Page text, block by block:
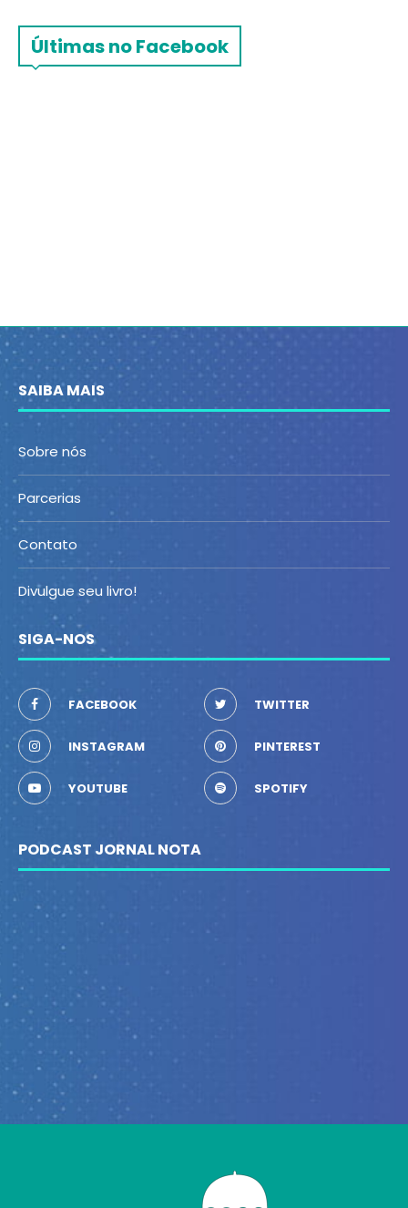
Últimas no Facebook
SAIBA MAIS
Sobre nós
Parcerias
Contato
Divulgue seu livro!
SIGA-NOS
FACEBOOK TWITTER
INSTAGRAM PINTEREST
YOUTUBE SPOTIFY
PODCAST JORNAL NOTA